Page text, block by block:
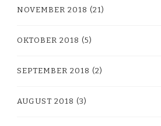
NOVEMBER 2018 (21)
OKTOBER 2018 (5)
SEPTEMBER 2018 (2)
AUGUST 2018 (3)